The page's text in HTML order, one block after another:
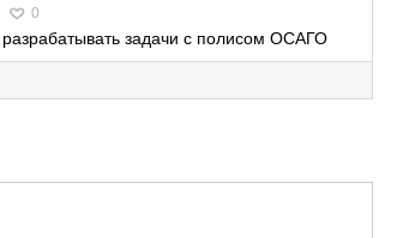
0
задачи с полисом ОСАГО